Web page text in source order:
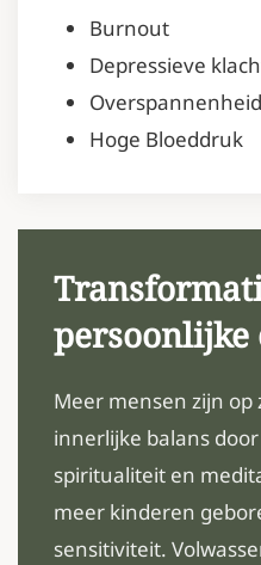
Burnout
Depressieve
Overspannenheid
Hoge Bloeddruk
Meer mensen zijn op
innerlijke balans
spiritualiteit en
meer kinderen
sensitiviteit.